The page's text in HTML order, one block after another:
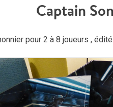
Captain
pour 2 à 8 joueurs ,